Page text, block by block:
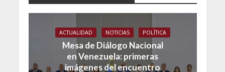
ACTUALIDAD NOTICIAS POLÍTICA
Mesa de Diálogo Nacional
en Venezuela: primeras
imágenes del encuentro